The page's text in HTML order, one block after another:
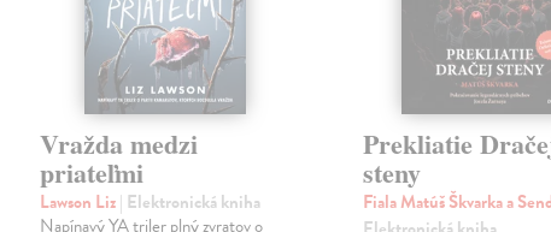
Vražda medzi
priateľmi
Lawson Liz| Elektronická kniha
Napínavý YA triler plný zvratov o
Prekliatie
steny
Fiala Matúš Škvarka a